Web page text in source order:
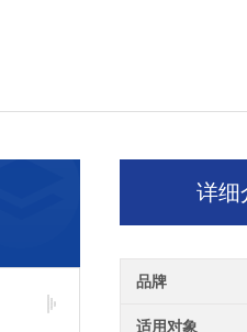
详细
品牌
适用对象